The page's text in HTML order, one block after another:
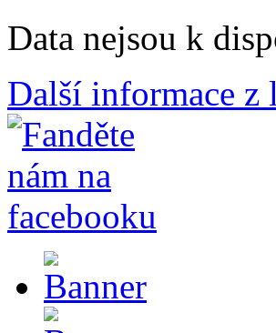
Data nejsou k
Další informace z